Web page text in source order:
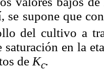
se supone que
del cultivo a
saturación en la
de Kc.